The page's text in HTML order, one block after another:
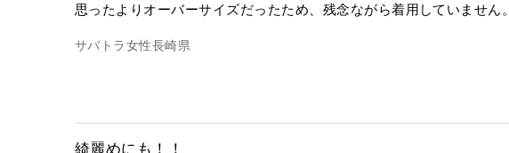
思ったよりオーバーサイズだったため、残念ながら着用していません。
サバトラ女性長崎県
綺麗めにも！！